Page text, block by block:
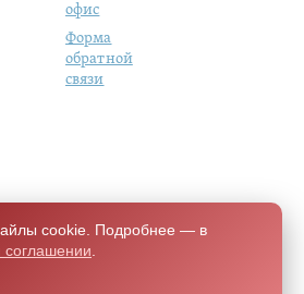
офис
Форма
обратной
связи
cookie. Подробнее — в
соглашении